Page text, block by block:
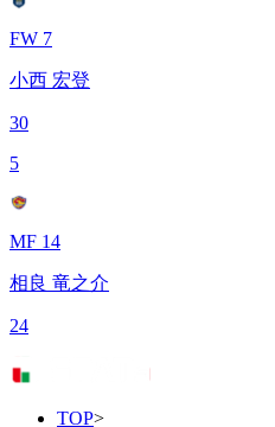
FW 7
小西 宏登
30
5
MF 14
相良 竜之介
24
TOP>